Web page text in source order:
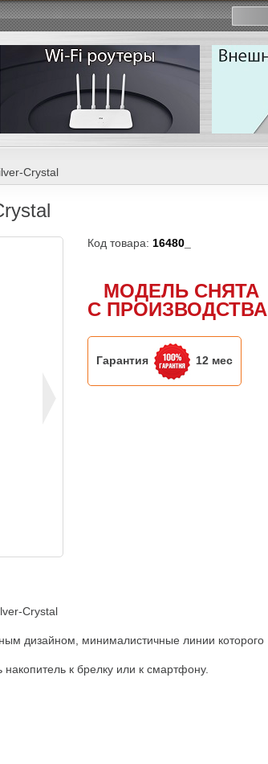
Crystal
Код товара: 16480_
МОДЕЛЬ СНЯТА
С ПРОИЗВОДСТВА
Гарантия 12 мес
Crystal
дизайном, минималистичные линии которого
к брелку или к смартфону.